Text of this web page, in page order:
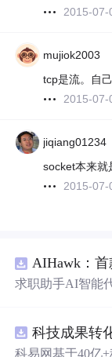
2015-07-
mujiok2003
tcp是流。自
2015-07-
jiqiang01234
socket本来就
2015-07-
AIHawk：
求职助手AI智能
科易网基于40亿